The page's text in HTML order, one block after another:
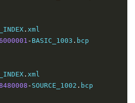
. xml
- BASIC_1003 . bcp
. xml
- SOURCE_1002 . bcp